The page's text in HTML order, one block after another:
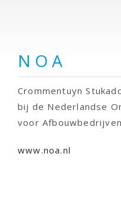
N O A
Crommentuyn
bij de Nederlandse
voor
www.noa.nl